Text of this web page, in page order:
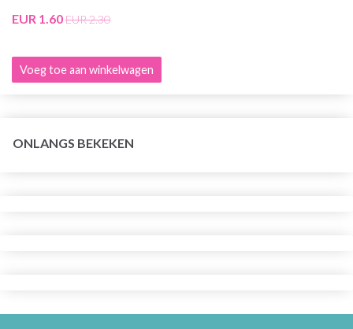
EUR 1.60EUR 2.30
Voeg toe aan winkelwagen
ONLANGS BEKEKEN